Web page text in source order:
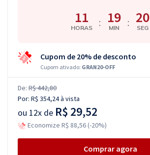
11
HORAS : 19
MIN : 19
SEG
Cupom de 20% de desconto
Cupom ativado: GRAN20-OFF
De: R$ 442,80
Por: R$ 354,24à vista
ou 12x de R$ 29,52
Economize R$ 88,56 (-20%)
Comprar agora